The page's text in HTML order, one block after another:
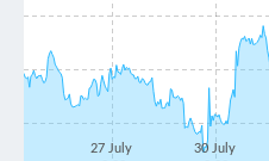
27 July
30 July